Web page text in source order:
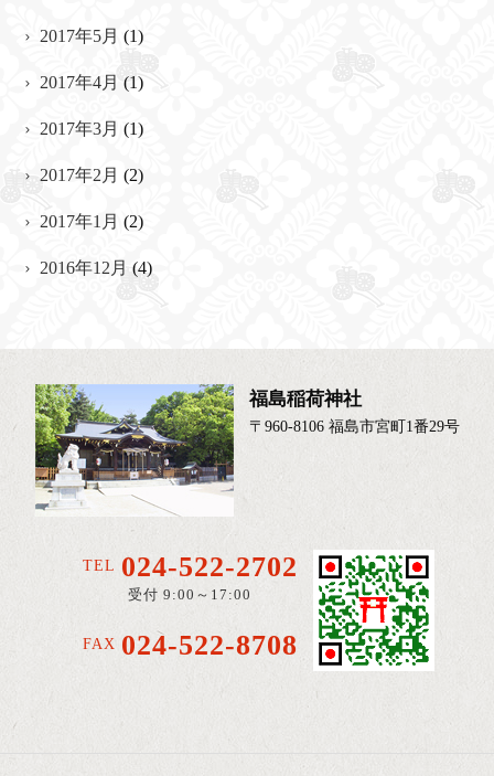
2017年5月 (1)
2017年4月 (1)
2017年3月 (1)
2017年2月 (2)
2017年1月 (2)
2016年12月 (4)
福島稲荷神社
〒960-8106 福島市宮町1番29号
TEL 024-522-2702
受付 9:00～17:00
FAX 024-522-8708